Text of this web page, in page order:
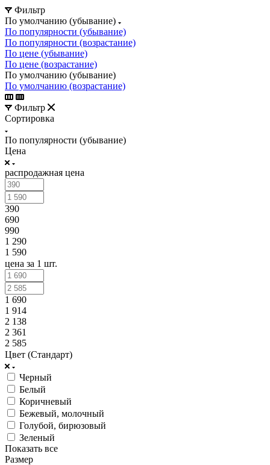
Фильтр
По умолчанию (убывание)
По популярности (убывание)
По популярности (возрастание)
По цене (убывание)
По цене (возрастание)
По умолчанию (убывание)
По умолчанию (возрастание)
Фильтр
Сортировка
По популярности (убывание)
Цена
распродажная цена
390
690
990
1 290
1 590
цена за 1 шт.
1 690
1 914
2 138
2 361
2 585
Цвет (Стандарт)
Черный
Белый
Коричневый
Бежевый, молочный
Голубой, бирюзовый
Зеленый
Показать все
Размер